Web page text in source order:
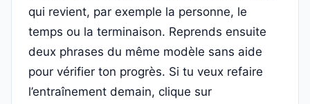
qui revient, par exemple la personne, le
temps ou la terminaison. Reprends ensuite
deux phrases du même modèle sans aide
pour vérifier ton progrès. Si tu veux refaire
l’entraînement demain, clique sur